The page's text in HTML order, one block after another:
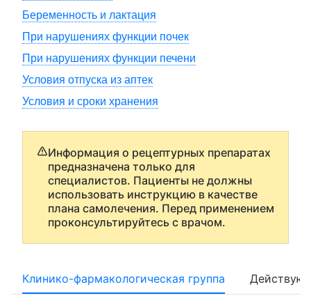
Беременность и лактация
При нарушениях функции почек
При нарушениях функции печени
Условия отпуска из аптек
Условия и сроки хранения
Информация о рецептурных препаратах
предназначена только для
специалистов. Пациенты не должны
использовать инструкцию в качестве
плана самолечения. Перед применением
проконсультируйтесь с врачом.
Клинико-фармакологическая группа